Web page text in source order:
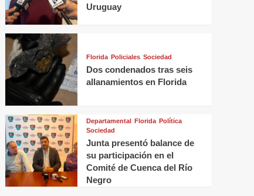
Uruguay
Florida Policiales Sociedad
Dos condenados tras seis
allanamientos en Florida
Departamental Florida Política
Sociedad
Junta presentó balance de
su participación en el
Comité de Cuenca del Río
Negro